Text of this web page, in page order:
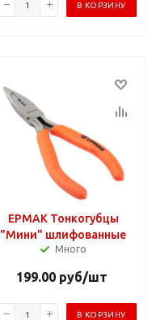
В КОРЗИНУ
ЕРМАК Тонкогубцы
"Мини" шлифованные
Много
199.00руб/шт
В КОРЗИНУ